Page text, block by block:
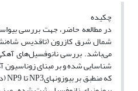
چکیده
در مطالعه حاضر، جهت بررسی